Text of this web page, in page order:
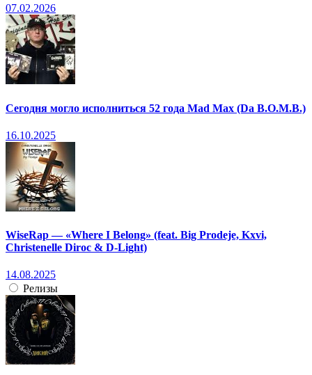
07.02.2026
Сегодня могло исполниться 52 года Mad Max (Da B.O.M.B.)
16.10.2025
WiseRap — «Where I Belong» (feat. Big Prodeje, Kxvi,
Christenelle Diroc & D-Light)
14.08.2025
Релизы